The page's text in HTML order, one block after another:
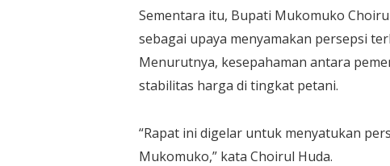
Sementara itu, Bupati Mukomuko
sebagai upaya menyamakan persepsi
Menurutnya, kesepahaman antara
stabilitas harga di tingkat petani.
“Rapat ini digelar untuk menyatukan
Mukomuko,” kata Choirul Huda.